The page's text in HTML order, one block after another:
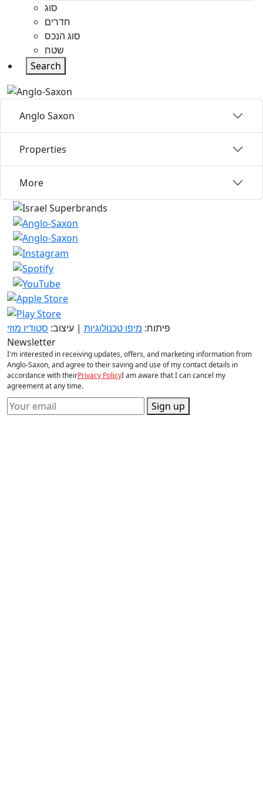
סוג
חדרים
סוג הנכס
שטח
Search
Anglo Saxon
Properties
More
פיתוח: מיפו טכנולוגיות | עיצוב: סטודיו מוזי
Newsletter
I'm interested in receiving updates, offers, and marketing information from
Anglo-Saxon, and agree to their saving and use of my contact details in
accordance with theirPrivacy PolicyI am aware that I can cancel my
agreement at any time.
Sign up